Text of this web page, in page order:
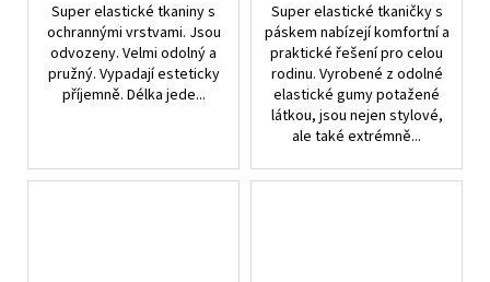
Super elastické tkaniny s
ochrannými vrstvami. Jsou
odvozeny. Velmi odolný a
pružný. Vypadají esteticky
příjemně. Délka jede...
Super elastické tkaničky s
páskem nabízejí komfortní a
praktické řešení pro celou
rodinu. Vyrobené z odolné
elastické gumy potažené
látkou, jsou nejen stylové,
ale také extrémně...